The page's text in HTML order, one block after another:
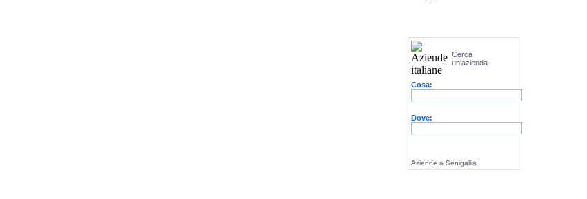
Cerca
un'azienda
Cosa:
Dove:
Aziende a Senigallia